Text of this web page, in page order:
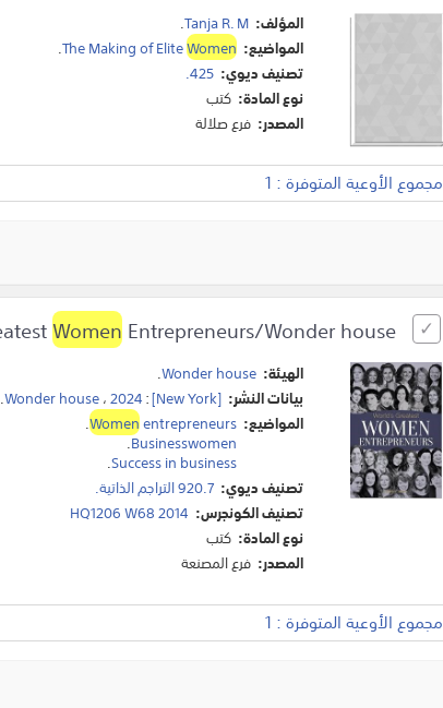
المؤلف: Tanja R. M
.
المواضيع:
The Making of EliteWomen
.
تصنيف ديوي: 425.
نوع المادة: كتب
المصدر: فرع صلالة
مجموع الأوعية المتوفرة : 1
World's Greatest
WomenEntrepreneurs/Wonder house.
الهيئة: Wonder house
.
بيانات النشر: [New York]
:
Wonder house،2024
.
المواضيع:
Womenentrepreneurs
.
Businesswomen
.
Success in business
.
تصنيف ديوي: 920.7 التراجم الذاتية.
تصنيف الكونجرس: HQ1206 W68 2014
نوع المادة: كتب
المصدر: فرع المصنعة
مجموع الأوعية المتوفرة : 1